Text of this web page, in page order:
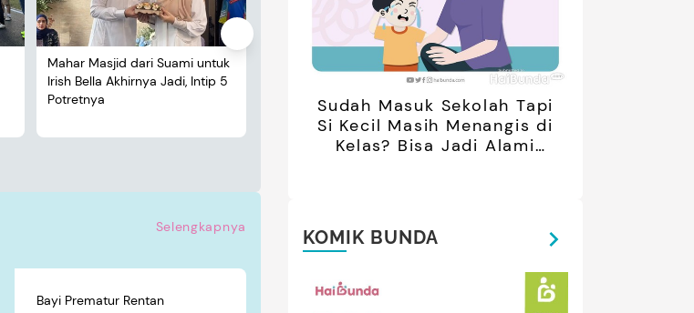
Mahar Masjid dari Suami untuk
Irish Bella Akhirnya Jadi, Intip 5
Potretnya
Deretan Artis yang Menetap di
Luar Negeri Usai Menikah, Intip
5 Potret Terbarunya
5 Potret Kedekatan Alyssa
Daguise Bersama Ayahanda
asal Prancis, Dipuji Tampan
oleh Netizen
Selengkapnya
Bayi Prematur Rentan
Sudah Masuk Sekolah Tapi
Si Kecil Masih Menangis di
Kelas? Bisa Jadi Alami
KOMIK BUNDA